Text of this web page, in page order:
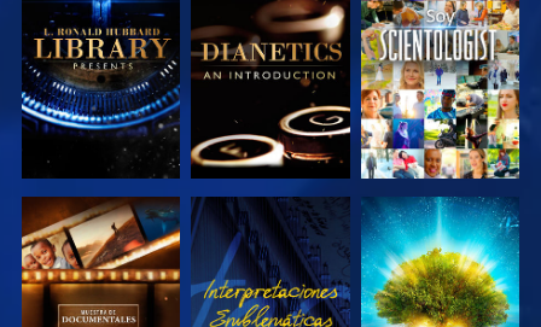
EXPLORA LAS
SERIES
EXPLORA LAS
SERIES
VE
EXPLORA LAS
SERIES
VE
EXPLORA LAS
SERIES